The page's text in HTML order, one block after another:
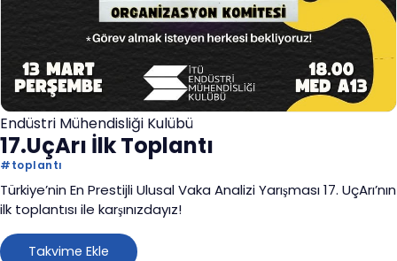
Endüstri Mühendisliği Kulübü
17.UçArı İlk Toplantı
#toplantı
Türkiye’nin En Prestijli Ulusal Vaka Analizi Yarışması 17. UçArı’nın
ilk toplantısı ile karşınızdayız!
Takvime Ekle